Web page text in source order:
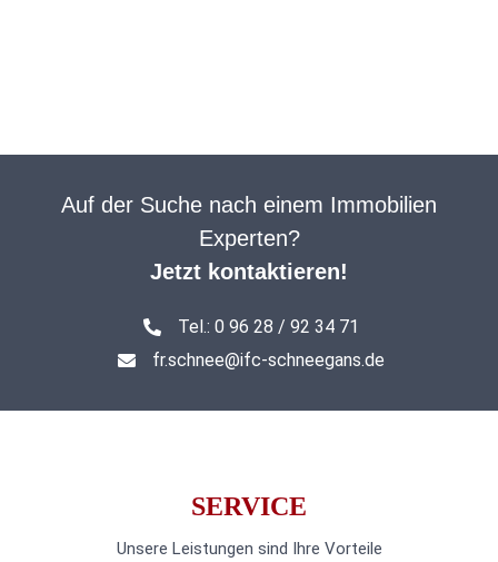
Auf der Suche nach einem Immobilien
Experten?
Jetzt kontaktieren!
Tel.: 0 96 28 / 92 34 71
fr.schnee@ifc-schneegans.de
SERVICE
Unsere Leistungen sind Ihre Vorteile